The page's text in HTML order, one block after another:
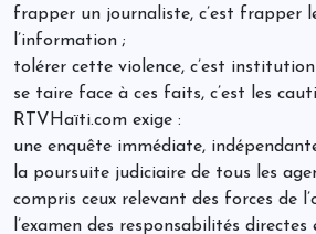
frapper un journaliste, c’est frapper
l’information ;
tolérer cette violence, c’est
se taire face à ces faits, c’est les
RTVHaïti.com exige :
une enquête immédiate,
la poursuite judiciaire de tous les
compris ceux relevant des forces de
l’examen des responsabilités